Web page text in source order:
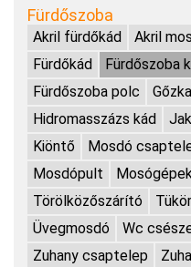
Fürdőszoba
Akril fürdőkád Akril
Fürdőkád
Fürdőszoba
Fürdőszoba polc
Hidromasszázs kád
Kiöntő
Mosdó
Mosdópult
Törölközőszárító
Üvegmosdó
Wc
Zuhany csaptelep